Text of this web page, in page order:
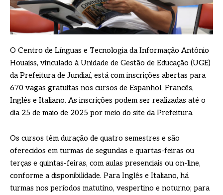
O Centro de Línguas e Tecnologia da Informação Antônio
Houaiss, vinculado à Unidade de Gestão de Educação (UGE)
da Prefeitura de Jundiaí, está com inscrições abertas para
670 vagas gratuitas nos cursos de Espanhol, Francês,
Inglês e Italiano. As inscrições podem ser realizadas até o
dia 25 de maio de 2025 por meio do site da Prefeitura.
Os cursos têm duração de quatro semestres e são
oferecidos em turmas de segundas e quartas-feiras ou
terças e quintas-feiras, com aulas presenciais ou on-line,
conforme a disponibilidade. Para Inglês e Italiano, há
turmas nos períodos matutino, vespertino e noturno; para